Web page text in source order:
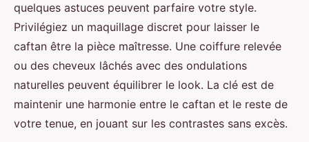
quelques astuces peuvent parfaire votre style.
Privilégiez un maquillage discret pour laisser le
caftan être la pièce maîtresse. Une coiffure relevée
ou des cheveux lâchés avec des ondulations
naturelles peuvent équilibrer le look. La clé est de
maintenir une harmonie entre le caftan et le reste de
votre tenue, en jouant sur les contrastes sans excès.